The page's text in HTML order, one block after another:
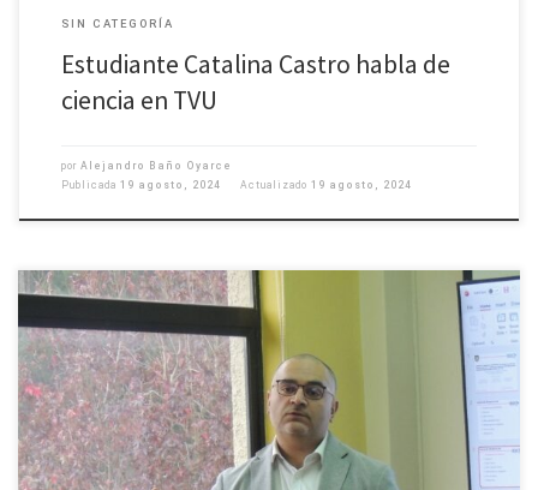
SIN CATEGORÍA
Estudiante Catalina Castro habla de
ciencia en TVU
por Alejandro Baño Oyarce
Publicada 19 agosto, 2024 Actualizado 19 agosto, 2024
Trabajo que ya inició analiza alteraciones hidrotermales usando tres
métodos de investigación. El último día de julio de 2024, el estudiante del
magíster presentó su propuesta de trabajo denominada «Estudio e
integración de métodos de inteligencia artificial, mapeo espectral y
exploración geológica de alteraciones hidrotermales aplicado al norte de
Chile». […]